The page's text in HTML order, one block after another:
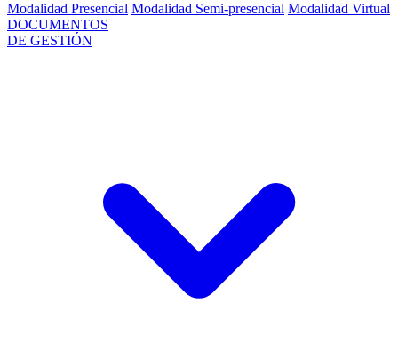
Modalidad Presencial Modalidad Semi-presencial Modalidad Virtual
DOCUMENTOS
DE GESTIÓN